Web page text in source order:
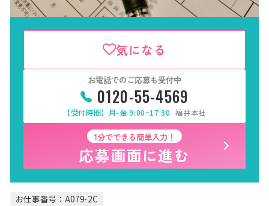
気になる
お電話でのご応募も受付中
0120-55-4569
【受付時間】月-金 9:00~17:30 福井本社
1分でできる簡単入力！
応募画面に進む
お仕事番号：A079-2C